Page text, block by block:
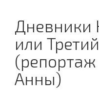
Дневники
или
(репортаж
Анны)